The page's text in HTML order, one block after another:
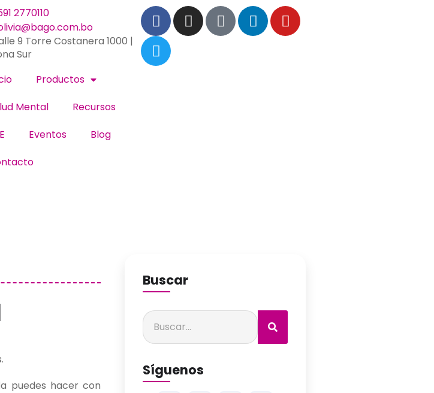
2770110
9 Torre Costanera 1000 |
Sur
Productos
Mental
Recursos
Eventos
Blog
puedes hacer con
Buscar
Síguenos